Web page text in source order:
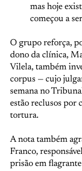
mas hoje
começou a
O grupo reforça,
dono da clínica,
Vilela, também
corpus — cujo
semana no
estão reclusos por
tortura.
A nota também
Franco,
prisão em